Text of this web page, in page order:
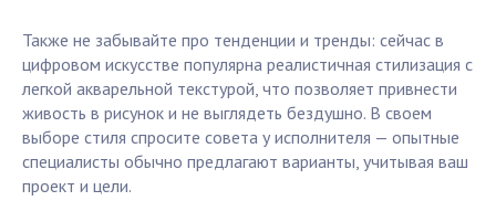
Также не забывайте про тенденции и тренды: сейчас в
цифровом искусстве популярна реалистичная стилизация с
легкой акварельной текстурой, что позволяет привнести
живость в рисунок и не выглядеть бездушно. В своем
выборе стиля спросите совета у исполнителя — опытные
специалисты обычно предлагают варианты, учитывая ваш
проект и цели.